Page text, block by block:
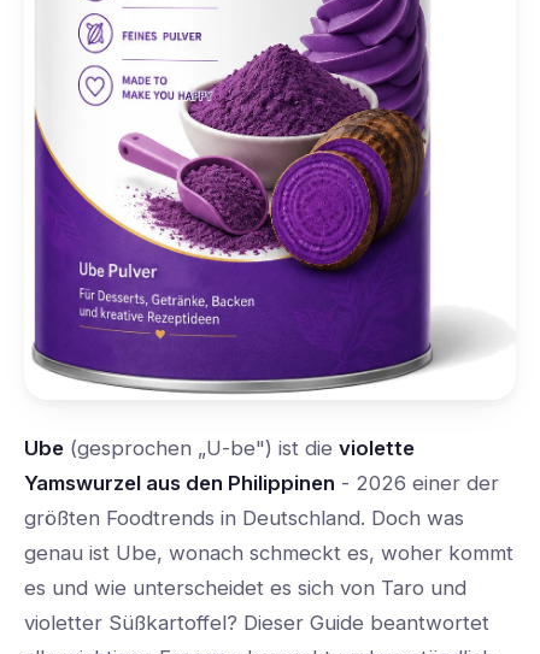
Ube (gesprochen „U-be") ist die violette
Yamswurzel aus den Philippinen - 2026 einer der
größten Foodtrends in Deutschland. Doch was
genau ist Ube, wonach schmeckt es, woher kommt
es und wie unterscheidet es sich von Taro und
violetter Süßkartoffel? Dieser Guide beantwortet